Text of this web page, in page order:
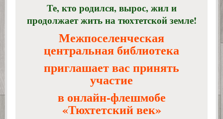
Те, кто родился, вырос, жил и
продолжает жить на тюхтетской земле!
Межпоселенческая
центральная библиотека
приглашает вас принять
участие
в онлайн-флешмобе
«Тюхтетский век»